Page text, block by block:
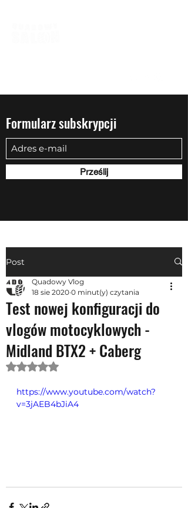
Formularz subskrypcji
Prześlij
Post
Test nowej konfiguracji do
vlogów motocyklowych -
Midland BTX2 + Caberg
Quadowy Vlog
18 sie 2020 0 minut(y) czytania
Oceniono na NaN z 5 gwiazdek.
https://www.youtube.com/watch?
v=3jAEB4bJiA4